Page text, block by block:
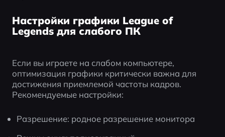
Настройки графики League of
Legends для слабого ПК
Если вы играете на слабом компьютере,
оптимизация графики критически важна для
достижения приемлемой частоты кадров.
Рекомендуемые настройки:
Разрешение: родное разрешение монитора